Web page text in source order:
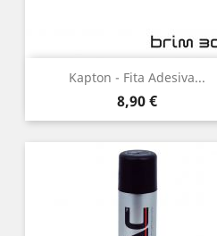
Kapton - Fita Adesiva...
Preço
8,90 €